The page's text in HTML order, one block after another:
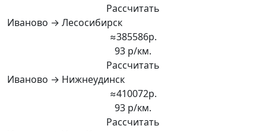
Рассчитать
Иваново → Лесосибирск
≈385586р.
93 р/км.
Рассчитать
Иваново → Нижнеудинск
≈410072р.
93 р/км.
Рассчитать